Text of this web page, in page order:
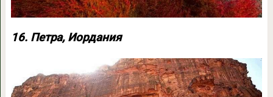
16. Петра, Иордания